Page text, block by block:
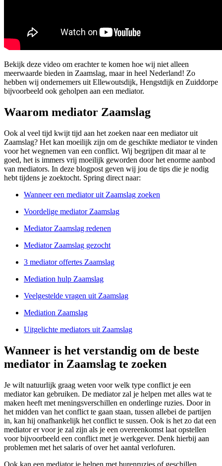
Bekijk deze video om erachter te komen hoe wij niet alleen
meerwaarde bieden in Zaamslag, maar in heel Nederland! Zo
hebben wij ondernemers uit Ellewoutsdijk, Hengstdijk en Zuiddorpe
bijvoorbeeld ook geholpen aan een mediator.
Waarom mediator Zaamslag
Ook al veel tijd kwijt tijd aan het zoeken naar een mediator uit
Zaamslag? Het kan moeilijk zijn om de geschikte mediator te vinden
voor het wegnemen van een conflict. Wij begrijpen dit maar al te
goed, het is immers vrij moeilijk geworden door het enorme aanbod
van mediators. In deze blogpost geven wij jou de tips die je nodig
hebt tijdens je zoektocht. Spring direct naar:
Wanneer een mediator uit Zaamslag zoeken
Voordelige mediator Zaamslag
Mediator Zaamslag redenen
Mediator Zaamslag gezocht
3 mediator offertes Zaamslag
Mediation hulp Zaamslag
Veelgestelde vragen uit Zaamslag
Mediation Zaamslag
Uitgelichte mediators uit Zaamslag
Wanneer is het verstandig om de beste
mediator in Zaamslag te zoeken
Je wilt natuurlijk graag weten voor welk type conflict je een
mediator kan gebruiken. De mediator zal je helpen met alles wat te
maken heeft met meningsverschillen en onderlinge ruzies. Door in
het midden van het conflict te gaan staan, tussen allebei de partijen
in, kan hij onafhankelijk het conflict te sussen. Ook is het zo dat een
mediator er voor je zal zijn als je een overeenkomst laat opstellen
voor bijvoorbeeld een conflict met je werkgever. Denk hierbij aan
problemen met het salaris of over het aantal verlofuren.
Ook kan een mediator je helpen met burenruzies of geschillen